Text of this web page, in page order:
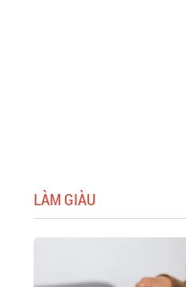
LÀM GIÀU